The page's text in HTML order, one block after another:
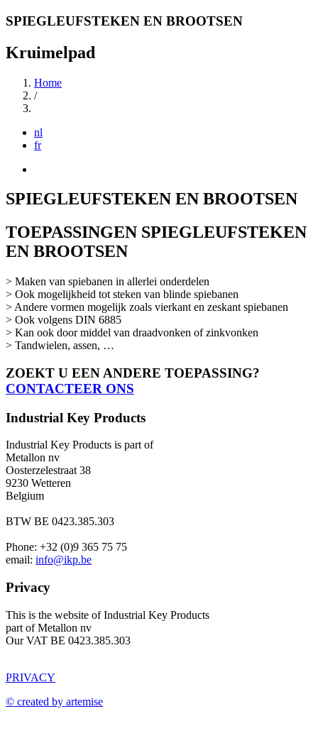
SPIEGLEUFSTEKEN EN BROOTSEN
Kruimelpad
Home
/
nl
fr
SPIEGLEUFSTEKEN EN BROOTSEN
TOEPASSINGEN SPIEGLEUFSTEKEN
EN BROOTSEN
> Maken van spiebanen in allerlei onderdelen
> Ook mogelijkheid tot steken van blinde spiebanen
> Andere vormen mogelijk zoals vierkant en zeskant spiebanen
> Ook volgens DIN 6885
> Kan ook door middel van draadvonken of zinkvonken
> Tandwielen, assen, …
ZOEKT U EEN ANDERE TOEPASSING?
CONTACTEER ONS
Industrial Key Products
Industrial Key Products is part of
Metallon nv
Oosterzelestraat 38
9230 Wetteren
Belgium
BTW BE 0423.385.303
Phone: +32 (0)9 365 75 75
email: info@ikp.be
Privacy
This is the website of Industrial Key Products
part of Metallon nv
Our VAT BE 0423.385.303
PRIVACY
© created by artemise